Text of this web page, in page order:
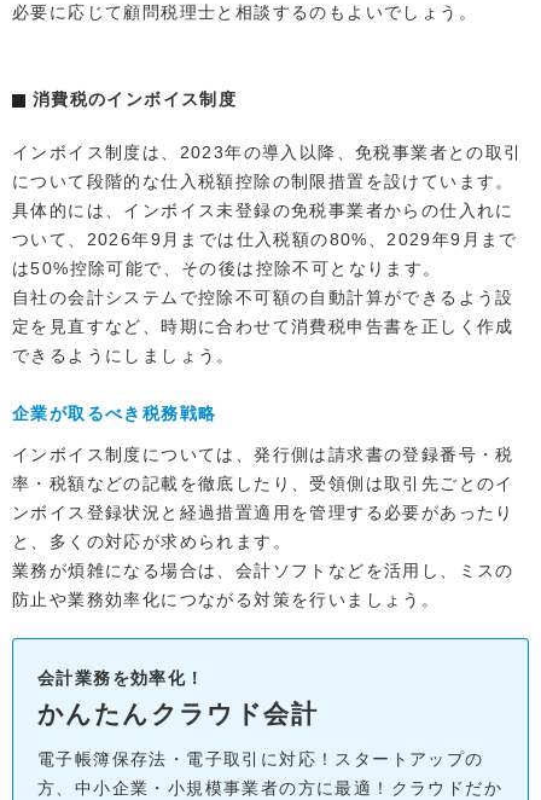
必要に応じて顧問税理士と相談するのもよいでしょう。
消費税のインボイス制度
インボイス制度は、2023年の導入以降、免税事業者との取引
について段階的な仕入税額控除の制限措置を設けています。
具体的には、インボイス未登録の免税事業者からの仕入れに
ついて、2026年9月までは仕入税額の80%、2029年9月まで
は50%控除可能で、その後は控除不可となります。
自社の会計システムで控除不可額の自動計算ができるよう設
定を見直すなど、時期に合わせて消費税申告書を正しく作成
できるようにしましょう。
企業が取るべき税務戦略
インボイス制度については、発行側は請求書の登録番号・税
率・税額などの記載を徹底したり、受領側は取引先ごとのイ
ンボイス登録状況と経過措置適用を管理する必要があったり
と、多くの対応が求められます。
業務が煩雑になる場合は、会計ソフトなどを活用し、ミスの
防止や業務効率化につながる対策を行いましょう。
会計業務を効率化！
かんたんクラウド会計
電子帳簿保存法・電子取引に対応！スタートアップの
方、中小企業・小規模事業者の方に最適！クラウドだか